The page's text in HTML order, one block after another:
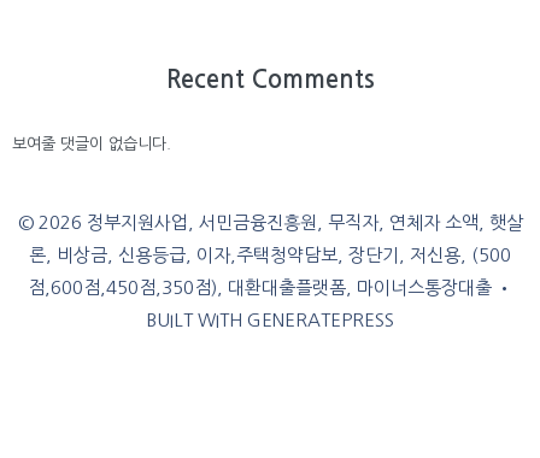
Recent Comments
보여줄 댓글이 없습니다.
© 2026 정부지원사업, 서민금융진흥원, 무직자, 연체자 소액, 햇살
론, 비상금, 신용등급, 이자,주택청약담보, 장단기, 저신용, (500
점,600점,450점,350점), 대환대출플랫폼, 마이너스통장대출 •
BUILT WITH GENERATEPRESS